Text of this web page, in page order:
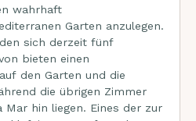
wahrhaft
Garten anzulegen.
sich derzeit fünf
bieten einen
den Garten und die
die übrigen Zimmer
Mar hin liegen. Eines der zur